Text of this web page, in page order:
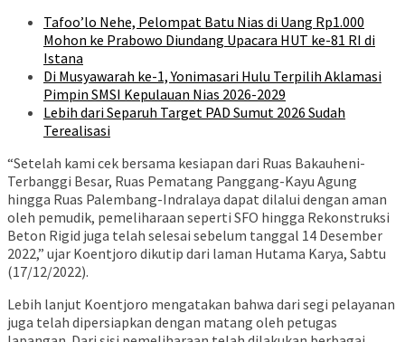
Tafoo’lo Nehe, Pelompat Batu Nias di Uang Rp1.000
Mohon ke Prabowo Diundang Upacara HUT ke-81 RI di
Istana
Di Musyawarah ke-1, Yonimasari Hulu Terpilih Aklamasi
Pimpin SMSI Kepulauan Nias 2026-2029
Lebih dari Separuh Target PAD Sumut 2026 Sudah
Terealisasi
“Setelah kami cek bersama kesiapan dari Ruas Bakauheni-
Terbanggi Besar, Ruas Pematang Panggang-Kayu Agung
hingga Ruas Palembang-Indralaya dapat dilalui dengan aman
oleh pemudik, pemeliharaan seperti SFO hingga Rekonstruksi
Beton Rigid juga telah selesai sebelum tanggal 14 Desember
2022,” ujar Koentjoro dikutip dari laman Hutama Karya, Sabtu
(17/12/2022).
Lebih lanjut Koentjoro mengatakan bahwa dari segi pelayanan
juga telah dipersiapkan dengan matang oleh petugas